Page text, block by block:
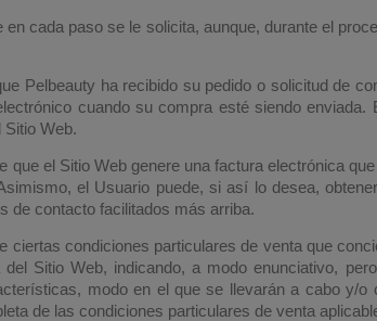
cada paso se le solicita, aunque, durante el
Pelbeauty ha recibido su pedido o solicitud de
cuando su compra esté siendo
Web.
el Sitio Web genere una factura electrónica
el Usuario puede, si así lo desea,
de contacto facilitados más arriba.
condiciones particulares de venta que
Sitio Web, indicando, a modo enunciativo,
modo en el que se llevarán a cabo y/
de las condiciones particulares de venta